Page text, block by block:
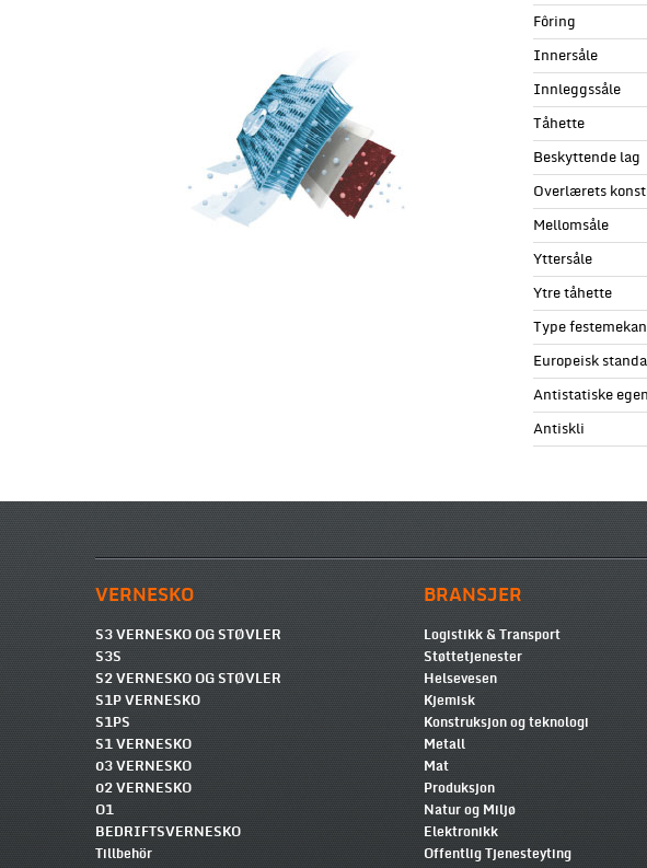
Fôring
Innersåle
Innleggssåle
Tåhette
Beskyttende lag
Overlærets
Mellomsåle
Yttersåle
Ytre tåhette
Type
Europeisk
Antistatiske
Antiskli
VERNESKO
S3 VERNESKO OG STØVLER
S3S
S2 VERNESKO OG STØVLER
S1P VERNESKO
S1PS
S1 VERNESKO
03 VERNESKO
02 VERNESKO
O1
BEDRIFTSVERNESKO
Tillbehör
BRANSJER
Logistikk & Transport
Støttetjenester
Helsevesen
Kjemisk
Konstruksjon og teknologi
Metall
Mat
Produksjon
Natur og Miljø
Elektronikk
Offentlig Tjenesteyting